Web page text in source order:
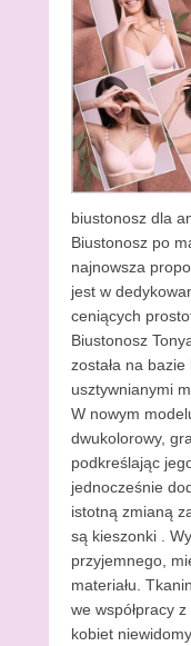
biustonosz dla
Biustonosz po
najnowsza
jest w
ceniących
Biustonosz
została na
usztywnianymi
W nowym
dwukolorowy,
podkreślając
jednocześnie
istotną zmianą
są kieszonki .
przyjemnego,
materiału.
we współpracy z
kobiet